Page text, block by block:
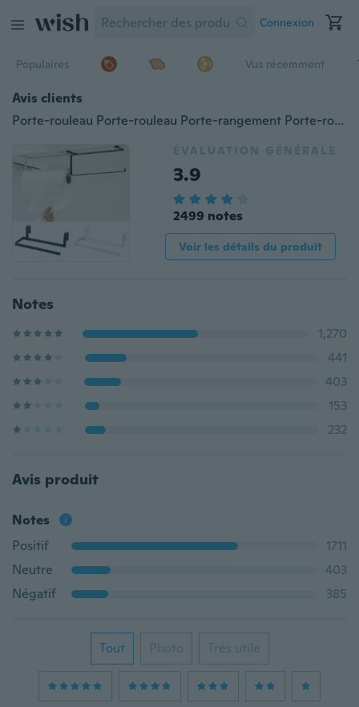
Connexion
Populaires Vus récemment
Avis clients
Porte-rouleau Porte-rouleau Porte-rangement Porte-rouleau Porte-serviettes de toilette Porte-serviettes Salle de bains
ÉVALUATION GÉNÉRALE
3.9
2499 notes
Voir les détails du produit
Notes
1,270
441
403
153
232
Avis produit
Notes
Positif
1711
Neutre
403
Négatif
385
Tout Photo Très utile